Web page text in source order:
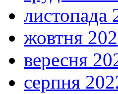
листопада
жовтня
вересня
серпня